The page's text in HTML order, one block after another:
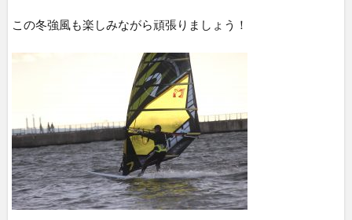
この冬強風も楽しみながら頑張りましょう！